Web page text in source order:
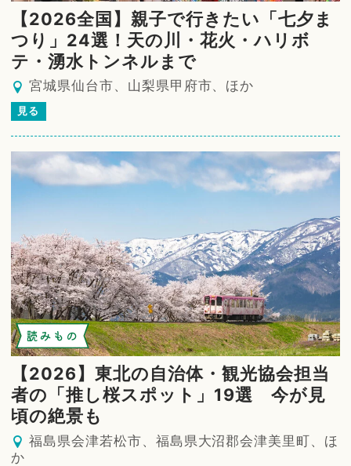
【2026全国】親子で行きたい「七夕ま
つり」24選！天の川・花火・ハリボ
テ・湧水トンネルまで
宮城県仙台市、山梨県甲府市、ほか
見る
読みもの
【2026】東北の自治体・観光協会担当
者の「推し桜スポット」19選 今が見
頃の絶景も
福島県会津若松市、福島県大沼郡会津美里町、ほ
か